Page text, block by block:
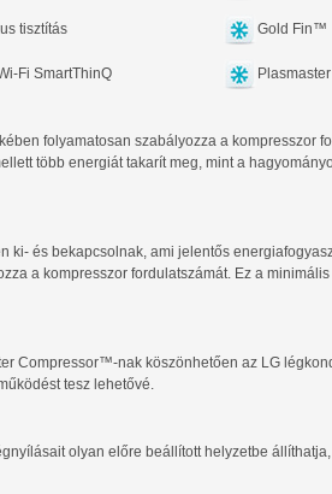
tisztítás Gold Fin™
Fi SmartThinQ
folyamatosan szabályozza a kompresszor
több energiát takarít meg, mint a
ki- és bekapcsolnak, ami jelentős
a kompresszor fordulatszámát. Ez a
Compressor™-nak köszönhetően az LG
tesz lehetővé.
olyan előre beállított helyzetbe